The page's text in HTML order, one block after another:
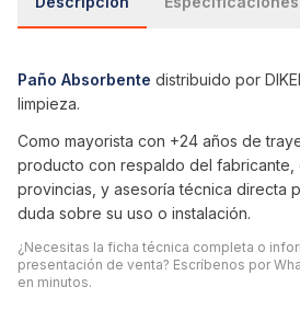
Paño Absorbente distribuido por
limpieza.
Como mayorista con +24 años de
producto con respaldo del fabricante,
provincias, y asesoría técnica directa
duda sobre su uso o instalación.
¿Necesitas la ficha técnica completa o
presentación de venta? Escríbenos por
en minutos.